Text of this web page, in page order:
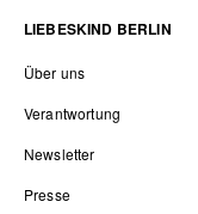
LIEBESKIND BERLIN
Über uns
Verantwortung
Newsletter
Presse